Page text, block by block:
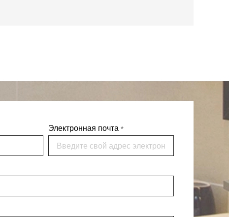
Электронная почта*